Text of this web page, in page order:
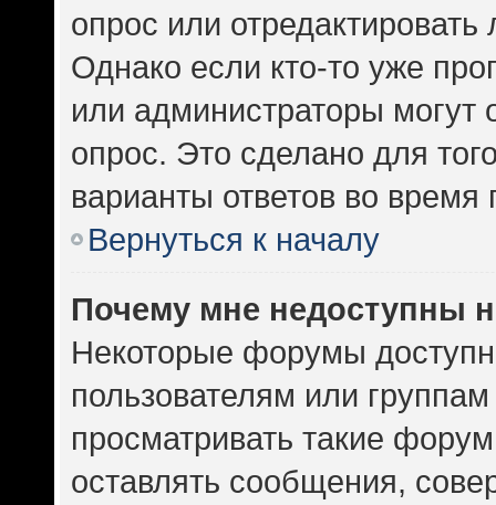
опрос или
Однако если кто-то уже
или администраторы могут
опрос. Это сделано для
варианты ответов во время
Вернуться к началу
Почему мне недоступны
Некоторые форумы
пользователям или
просматривать такие
оставлять сообщения,